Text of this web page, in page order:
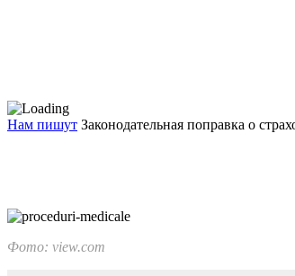
Нам пишут Законодательная поправка о
Фото: view.com